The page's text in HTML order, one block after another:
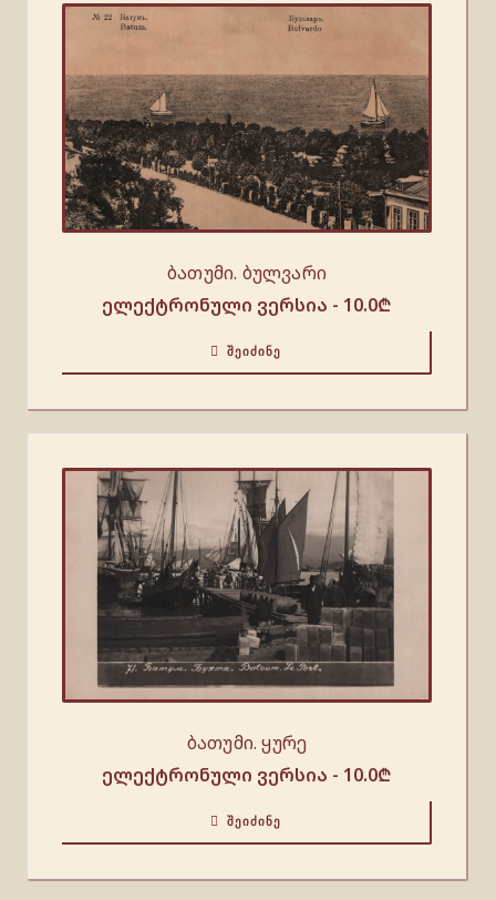
ბათუმი. ბულვარი
ელექტრონული ვერსია - 10.0₾
ᲨᲔᲘᲫᲘᲜᲔ
ბათუმი. ყურე
ელექტრონული ვერსია - 10.0₾
ᲨᲔᲘᲫᲘᲜᲔ